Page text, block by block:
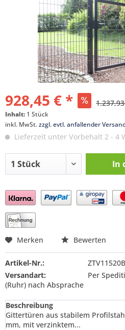
928,45 € *
Inhalt: 1 Stück
inkl. MwSt.zzgl. evtl. anfallender
Lieferzeit unter Vorbehalt 2 - 4
In
Preis anfragen
Merken Bewerten
Artikel-Nr.:
Versandart:
Per
(Ruhr) nach Absprache
Beschreibung
Gittertüren aus stabilem
mm, mit verzinktem...